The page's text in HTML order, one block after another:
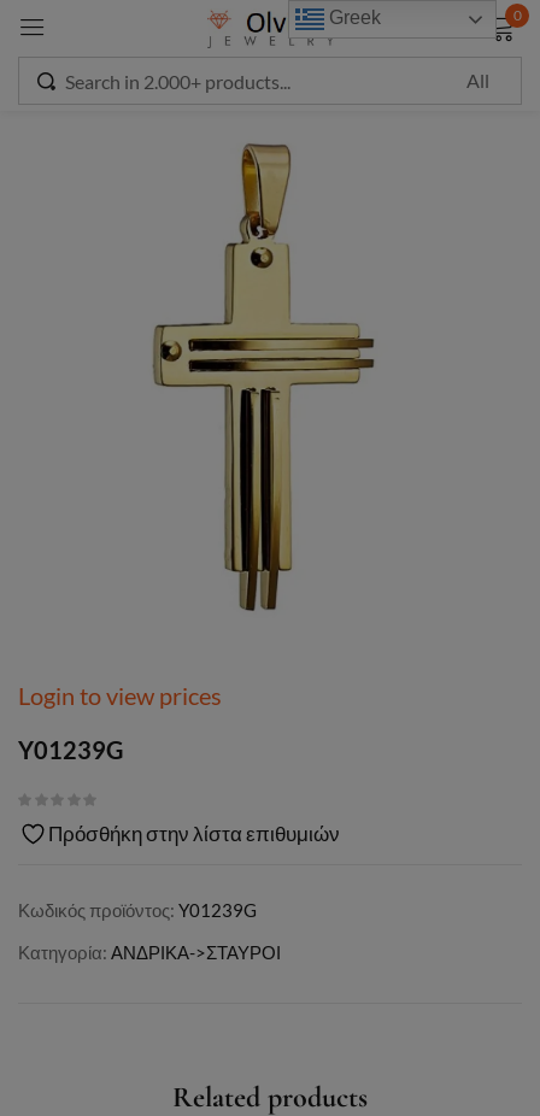
0
Login to view prices
Y01239G
Πρόσθήκη στην λίστα επιθυμιών
Κωδικός προϊόντος: Y01239G
Κατηγορία: ΑΝΔΡΙΚΑ->ΣΤΑΥΡΟΙ
Related products
Greek
Sign in
LOG IN
modal-check